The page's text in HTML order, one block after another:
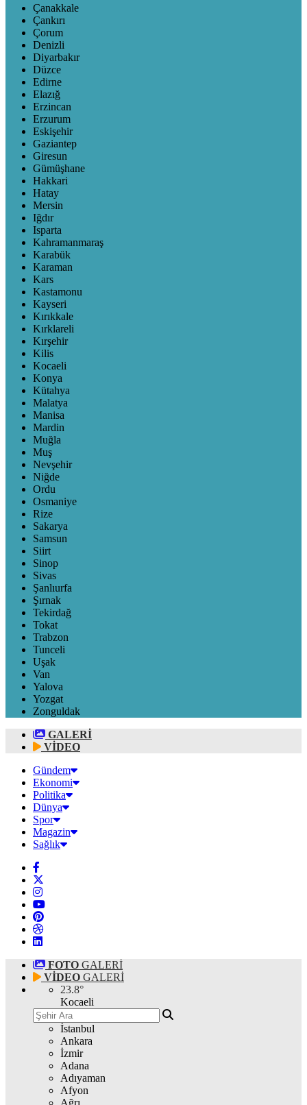
Çanakkale
Çankırı
Çorum
Denizli
Diyarbakır
Düzce
Edirne
Elazığ
Erzincan
Erzurum
Eskişehir
Gaziantep
Giresun
Gümüşhane
Hakkari
Hatay
Mersin
Iğdır
Isparta
Kahramanmaraş
Karabük
Karaman
Kars
Kastamonu
Kayseri
Kırıkkale
Kırklareli
Kırşehir
Kilis
Kocaeli
Konya
Kütahya
Malatya
Manisa
Mardin
Muğla
Muş
Nevşehir
Niğde
Ordu
Osmaniye
Rize
Sakarya
Samsun
Siirt
Sinop
Sivas
Şanlıurfa
Şırnak
Tekirdağ
Tokat
Trabzon
Tunceli
Uşak
Van
Yalova
Yozgat
Zonguldak
GALERİ
VİDEO
Gündem
Ekonomi
Politika
Dünya
Spor
Magazin
Sağlık
FOTO GALERİ
VİDEO GALERİ
23.8°
Kocaeli
İstanbul
Ankara
İzmir
Adana
Adıyaman
Afyon
Ağrı